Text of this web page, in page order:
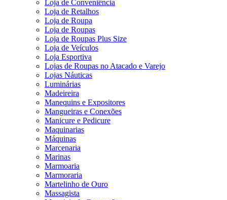
Loja de Conveniência
Loja de Retalhos
Loja de Roupa
Loja de Roupas
Loja de Roupas Plus Size
Loja de Veículos
Loja Esportiva
Lojas de Roupas no Atacado e Varejo
Lojas Náuticas
Luminárias
Madeireira
Manequins e Expositores
Mangueiras e Conexões
Manicure e Pedicure
Maquinarias
Máquinas
Marcenaria
Marinas
Marmoaria
Marmoraria
Martelinho de Ouro
Massagista